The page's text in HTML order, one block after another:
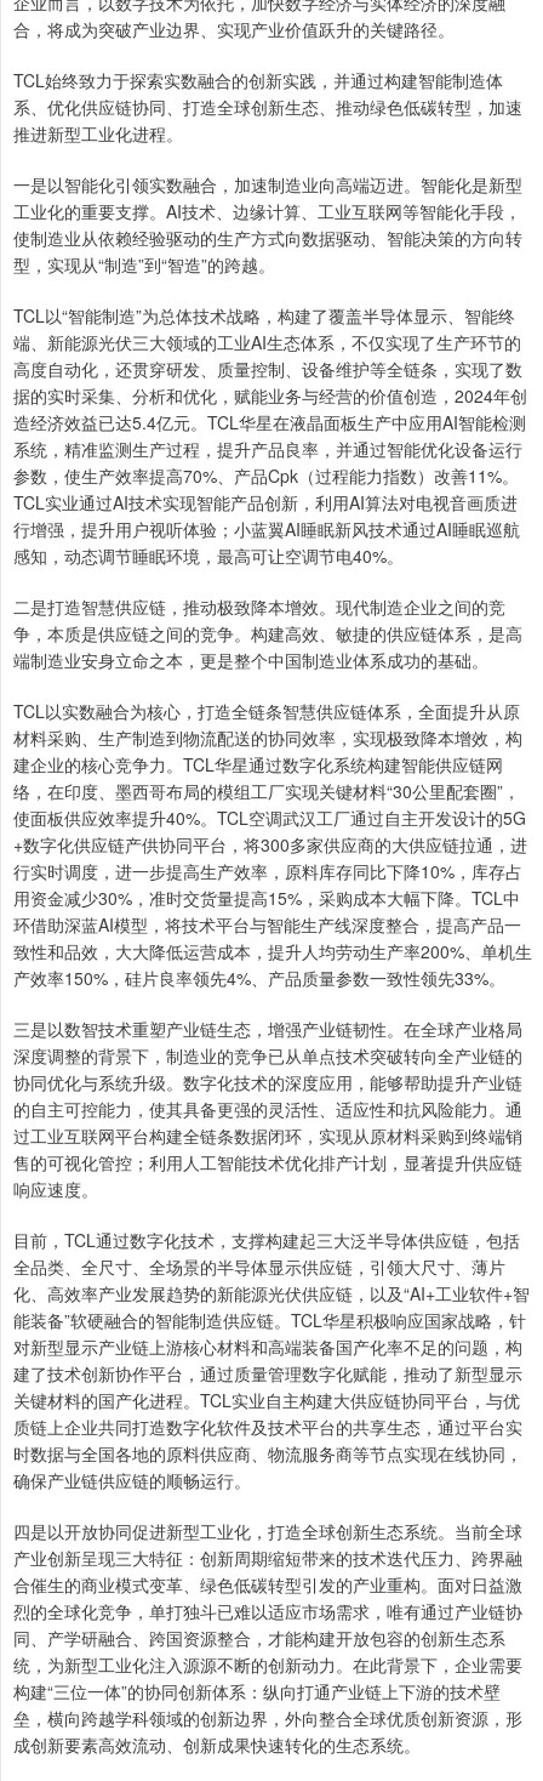
合，将成为突破产业边界、实现产业价值跃升的关键路径。
TCL始终致力于探索实数融合的创新实践，并通过构建智能制造体
系、优化供应链协同、打造全球创新生态、推动绿色低碳转型，加速
推进新型工业化进程。
一是以智能化引领实数融合，加速制造业向高端迈进。智能化是新型
工业化的重要支撑。AI技术、边缘计算、工业互联网等智能化手段，
使制造业从依赖经验驱动的生产方式向数据驱动、智能决策的方向转
型，实现从“制造”到“智造”的跨越。
TCL以“智能制造”为总体技术战略，构建了覆盖半导体显示、智能终
端、新能源光伏三大领域的工业AI生态体系，不仅实现了生产环节的
高度自动化，还贯穿研发、质量控制、设备维护等全链条，实现了数
据的实时采集、分析和优化，赋能业务与经营的价值创造，2024年创
造经济效益已达5.4亿元。TCL华星在液晶面板生产中应用AI智能检测
系统，精准监测生产过程，提升产品良率，并通过智能优化设备运行
参数，使生产效率提高70%、产品Cpk（过程能力指数）改善11%。
TCL实业通过AI技术实现智能产品创新，利用AI算法对电视音画质进
行增强，提升用户视听体验；小蓝翼AI睡眠新风技术通过AI睡眠巡航
感知，动态调节睡眠环境，最高可让空调节电40%。
二是打造智慧供应链，推动极致降本增效。现代制造企业之间的竞
争，本质是供应链之间的竞争。构建高效、敏捷的供应链体系，是高
端制造业安身立命之本，更是整个中国制造业体系成功的基础。
TCL以实数融合为核心，打造全链条智慧供应链体系，全面提升从原
材料采购、生产制造到物流配送的协同效率，实现极致降本增效，构
建企业的核心竞争力。TCL华星通过数字化系统构建智能供应链网
络，在印度、墨西哥布局的模组工厂实现关键材料“30公里配套圈”，
使面板供应效率提升40%。TCL空调武汉工厂通过自主开发设计的5G
+数字化供应链产供协同平台，将300多家供应商的大供应链拉通，进
行实时调度，进一步提高生产效率，原料库存同比下降10%，库存占
用资金减少30%，准时交货量提高15%，采购成本大幅下降。TCL中
环借助深蓝AI模型，将技术平台与智能生产线深度整合，提高产品一
致性和品效，大大降低运营成本，提升人均劳动生产率200%、单机生
产效率150%，硅片良率领先4%、产品质量参数一致性领先33%。
三是以数智技术重塑产业链生态，增强产业链韧性。在全球产业格局
深度调整的背景下，制造业的竞争已从单点技术突破转向全产业链的
协同优化与系统升级。数字化技术的深度应用，能够帮助提升产业链
的自主可控能力，使其具备更强的灵活性、适应性和抗风险能力。通
过工业互联网平台构建全链条数据闭环，实现从原材料采购到终端销
售的可视化管控；利用人工智能技术优化排产计划，显著提升供应链
响应速度。
目前，TCL通过数字化技术，支撑构建起三大泛半导体供应链，包括
全品类、全尺寸、全场景的半导体显示供应链，引领大尺寸、薄片
化、高效率产业发展趋势的新能源光伏供应链，以及“AI+工业软件+智
能装备”软硬融合的智能制造供应链。TCL华星积极响应国家战略，针
对新型显示产业链上游核心材料和高端装备国产化率不足的问题，构
建了技术创新协作平台，通过质量管理数字化赋能，推动了新型显示
关键材料的国产化进程。TCL实业自主构建大供应链协同平台，与优
质链上企业共同打造数字化软件及技术平台的共享生态，通过平台实
时数据与全国各地的原料供应商、物流服务商等节点实现在线协同，
确保产业链供应链的顺畅运行。
四是以开放协同促进新型工业化，打造全球创新生态系统。当前全球
产业创新呈现三大特征：创新周期缩短带来的技术迭代压力、跨界融
合催生的商业模式变革、绿色低碳转型引发的产业重构。面对日益激
烈的全球化竞争，单打独斗已难以适应市场需求，唯有通过产业链协
同、产学研融合、跨国资源整合，才能构建开放包容的创新生态系
统，为新型工业化注入源源不断的创新动力。在此背景下，企业需要
构建“三位一体”的协同创新体系：纵向打通产业链上下游的技术壁
垒，横向跨越学科领域的创新边界，外向整合全球优质创新资源，形
成创新要素高效流动、创新成果快速转化的生态系统。